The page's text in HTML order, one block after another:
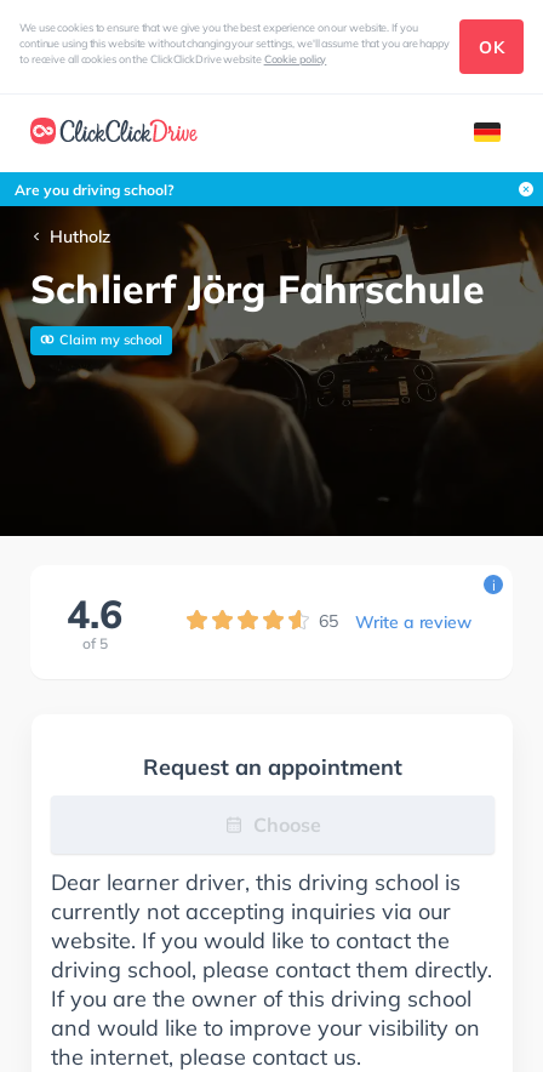
We use cookies to ensure that we give you the best experience on our website. If you
continue using this website without changing your settings, we'll assume that you are happy
to receive all cookies on the ClickClickDrive websiteCookie policy
OK
Are you driving school?
Hutholz
Schlierf Jörg Fahrschule
Claim my school
4.6
of 5
65 Write a review
i
Request an appointment
Choose
Dear learner driver, this driving school is
currently not accepting inquiries via our
website. If you would like to contact the
driving school, please contact them directly.
If you are the owner of this driving school
and would like to improve your visibility on
the internet, please contact us.